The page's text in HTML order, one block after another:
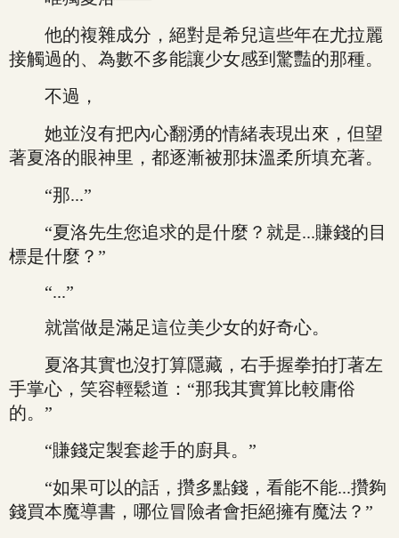
他的複雜成分，絕對是希兒這些年在尤拉麗
接觸過的、為數不多能讓少女感到驚豔的那種。
不過，
她並沒有把內心翻湧的情緒表現出來，但望
著夏洛的眼神里，都逐漸被那抹溫柔所填充著。
“那...”
“夏洛先生您追求的是什麼？就是...賺錢的目
標是什麼？”
“...”
就當做是滿足這位美少女的好奇心。
夏洛其實也沒打算隱藏，右手握拳拍打著左
手掌心，笑容輕鬆道：“那我其實算比較庸俗
的。”
“賺錢定製套趁手的廚具。”
“如果可以的話，攢多點錢，看能不能...攢夠
錢買本魔導書，哪位冒險者會拒絕擁有魔法？”